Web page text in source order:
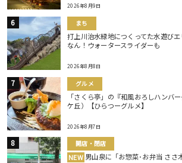
2026年8月9日
まち
打上川治水緑地につくってた水遊び
なん！ウォータースライダーも
2026年8月8日
グルメ
「さくら亭」の『和風おろしハンバ
ケ丘）【ひらつーグルメ】
2026年8月7日
開店・閉店
NEW 男山泉に「お惣菜･お弁当 ささ